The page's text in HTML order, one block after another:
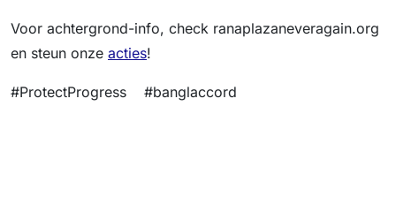
Voor achtergrond-info, check ranaplazaneveragain.org
en steun onze acties!
#ProtectProgress #banglaccord